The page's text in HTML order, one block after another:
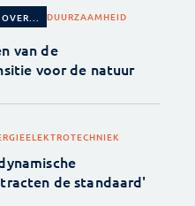
DUURZAAMHEID
van de
voor de natuur
ELEKTROTECHNIEK
de standaard'